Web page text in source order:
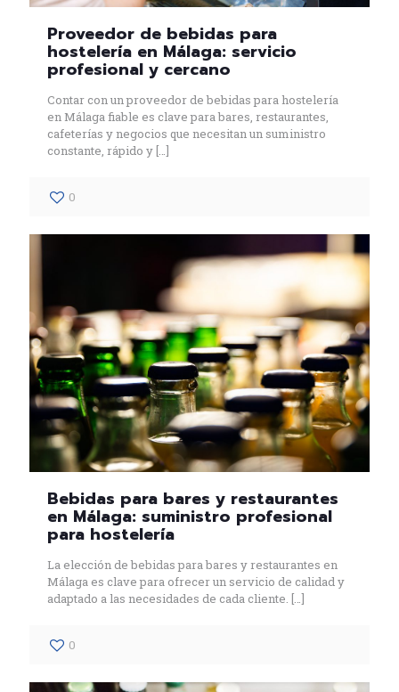
Proveedor de bebidas para
hostelería en Málaga: servicio
profesional y cercano
Contar con un proveedor de bebidas para hostelería
en Málaga fiable es clave para bares, restaurantes,
cafeterías y negocios que necesitan un suministro
constante, rápido y[…]
0
Bebidas para bares y restaurantes
en Málaga: suministro profesional
para hostelería
La elección de bebidas para bares y restaurantes en
Málaga es clave para ofrecer un servicio de calidad y
adaptado a las necesidades de cada cliente. […]
0